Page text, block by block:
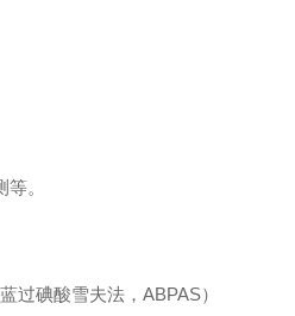
。
过碘酸雪夫法，ABPAS）